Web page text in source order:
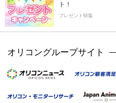
ト！
プレゼント特集
オリコングループサイト